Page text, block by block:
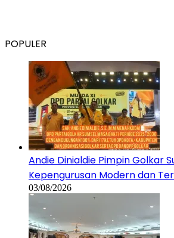
POPULER
Andie Dinialdie Pimpin Golkar
Kepengurusan Modern dan
03/08/2026